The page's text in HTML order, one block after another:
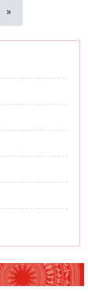
»
mở
Hồ Chí